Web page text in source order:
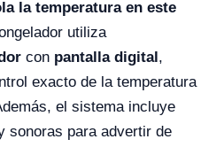
la temperatura en este
utiliza
con pantalla digital,
exacto de la temperatura
el sistema incluye
sonoras para advertir de